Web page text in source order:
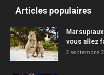
Articles populaires
vous allez
2 septembre